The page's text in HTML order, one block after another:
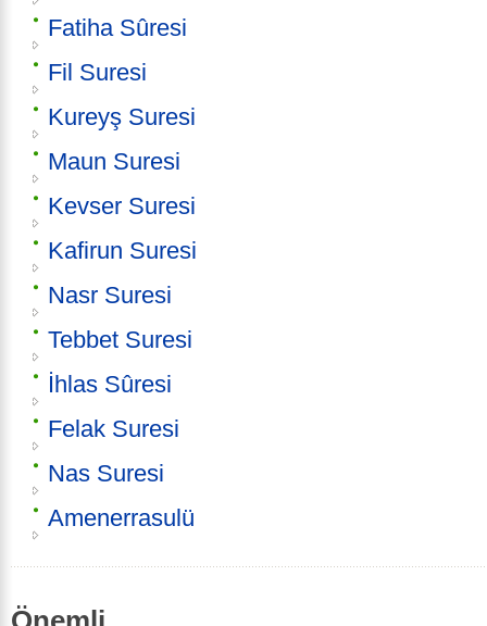
Fatiha Sûresi
Fil Suresi
Kureyş Suresi
Maun Suresi
Kevser Suresi
Kafirun Suresi
Nasr Suresi
Tebbet Suresi
İhlas Sûresi
Felak Suresi
Nas Suresi
Amenerrasulü